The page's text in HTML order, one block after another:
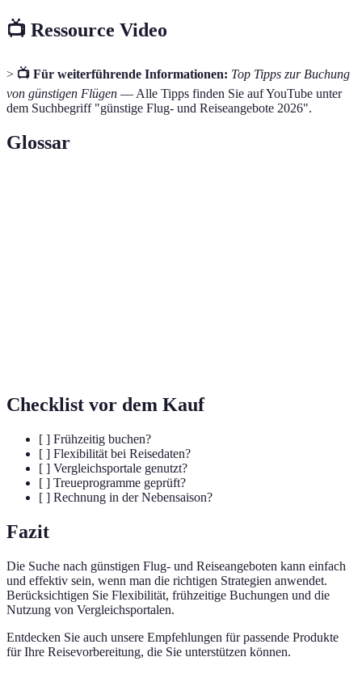
📺 Ressource Video
> 📺 Für weiterführende Informationen: Top Tipps zur Buchung
von günstigen Flügen — Alle Tipps finden Sie auf YouTube unter
dem Suchbegriff "günstige Flug- und Reiseangebote 2026".
Glossar
Checklist vor dem Kauf
[ ] Frühzeitig buchen?
[ ] Flexibilität bei Reisedaten?
[ ] Vergleichsportale genutzt?
[ ] Treueprogramme geprüft?
[ ] Rechnung in der Nebensaison?
Fazit
Die Suche nach günstigen Flug- und Reiseangeboten kann einfach
und effektiv sein, wenn man die richtigen Strategien anwendet.
Berücksichtigen Sie Flexibilität, frühzeitige Buchungen und die
Nutzung von Vergleichsportalen.
Entdecken Sie auch unsere Empfehlungen für passende Produkte
für Ihre Reisevorbereitung, die Sie unterstützen können.